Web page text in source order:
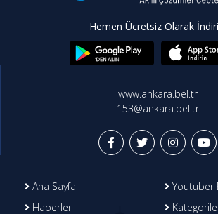
Hemen Ücretsiz Olarak
www.ankara.bel.tr
153@ankara.bel.tr
Ana Sayfa
Youtuber
Haberler